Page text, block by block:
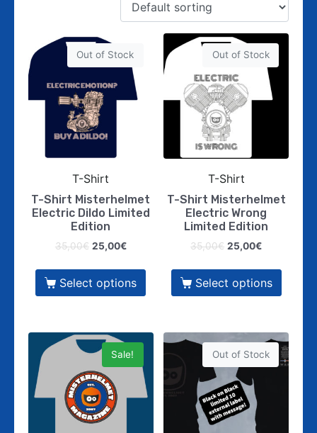
Out of Stock
T-Shirt
T-Shirt Misterhelmet
Electric Dildo Limited
Edition
35,00€ 25,00€
Select options
Out of Stock
T-Shirt
T-Shirt Misterhelmet
Electric Wrong
Limited Edition
35,00€ 25,00€
Select options
Sale! Out of Stock